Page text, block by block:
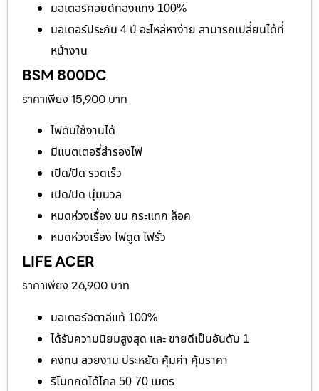
มอเตอร์คอยด์ทองแทง 100%
มอเตอร์ประกัน 4 ปี อะไหล่หาง่าย สามารถเปลี่ยนได้ที่
หน้างาน
BSM 800DC
ราคาเพียง 15,900 บาท
ไฟดับใช้งานได้
มีแบตเตอรี่สำรองไฟ
เปิด/ปิด รวดเร็ว
เปิด/ปิด นุ่มนวล
หมดห่วงเรื่อง ขน กระแทก ล็อค
หมดห่วงเรื่อง ไฟดูด ไฟรั่ว
LIFE ACER
ราคาเพียง 26,900 บาท
มอเตอร์อิตาลีแท้ 100%
ได้รับความนิยมสูงสุด และ ขายดีเป็นอันดับ 1
คงทน สวยงาม ประหยัด คุ้มค่า คุ้มราคา
รีโมทกดได้ไกล 50-70 เมตร